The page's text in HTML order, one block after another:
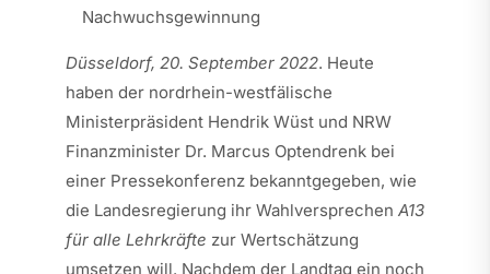
Nachwuchsgewinnung
Düsseldorf, 20. September 2022. Heute
haben der nordrhein-westfälische
Ministerpräsident Hendrik Wüst und NRW
Finanzminister Dr. Marcus Optendrenk bei
einer Pressekonferenz bekanntgegeben, wie
die Landesregierung ihr Wahlversprechen A13
für alle Lehrkräfte zur Wertschätzung
umsetzen will. Nachdem der Landtag ein noch